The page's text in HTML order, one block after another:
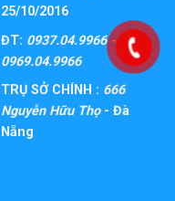
25/10/2016
ĐT: 0937.04.9966 -
0969.04.9966
TRỤ SỞ CHÍNH : 666
Nguyễn Hữu Thọ- Đà
Nẵng